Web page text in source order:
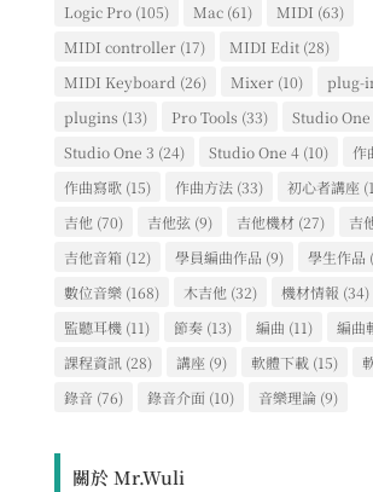
Logic Pro(105) Mac(61) MIDI (63)
MIDI controller(17) MIDI Edit(28)
MIDI Keyboard (26) Mixer(10) plug-
plugins (13) Pro Tools (33) Studio One
Studio One 3 (24) Studio One 4(10) 作
作曲寫歌(15) 作曲方法(33) 初心者講座
吉他 (70) 吉他弦(9) 吉他機材(27) 吉
吉他音箱 (12) 學員編曲作品 (9) 學生作品
數位音樂(168) 木吉他 (32) 機材情報 (34)
監聽耳機(11) 節奏(13) 編曲 (11) 編曲
課程資訊(28) 講座 (9) 軟體下載(15)
錄音 (76) 錄音介面 (10) 音樂理論(9)
關於 Mr.Wuli